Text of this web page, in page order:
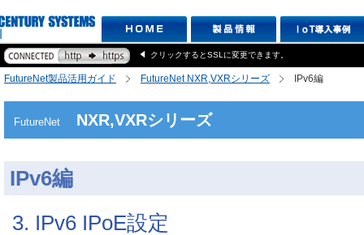
クリックするとSSLに変更できます。
FutureNet製品活用ガイド FutureNet NXR,VXRシリーズ IPv6編
FutureNet NXR,VXRシリーズ
IPv6編
3. IPv6 IPoE設定